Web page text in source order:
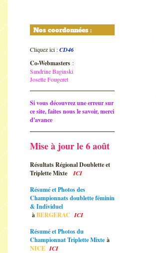
Nos coordonnées :
Cliquez ici :CD46
Co-Webmasters :
Sandrine Baginski
Josette Fougeret
Si vous découvrez une erreur sur
ce site, faites nous le savoir, merci
d'avance
Mise à jour le 6 août
Résultats Régional Doublette et
Triplette Mixte
ICI
Résumé et Photos des
Championnats doublette féminin
& Individuel
àBERGERACICI
Résumé et Photos du
Championnat Triplette Mixte à
NICEICI